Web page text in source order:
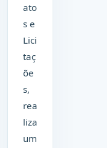
ato
s e
Lici
taç
õe
s,
rea
liza
um